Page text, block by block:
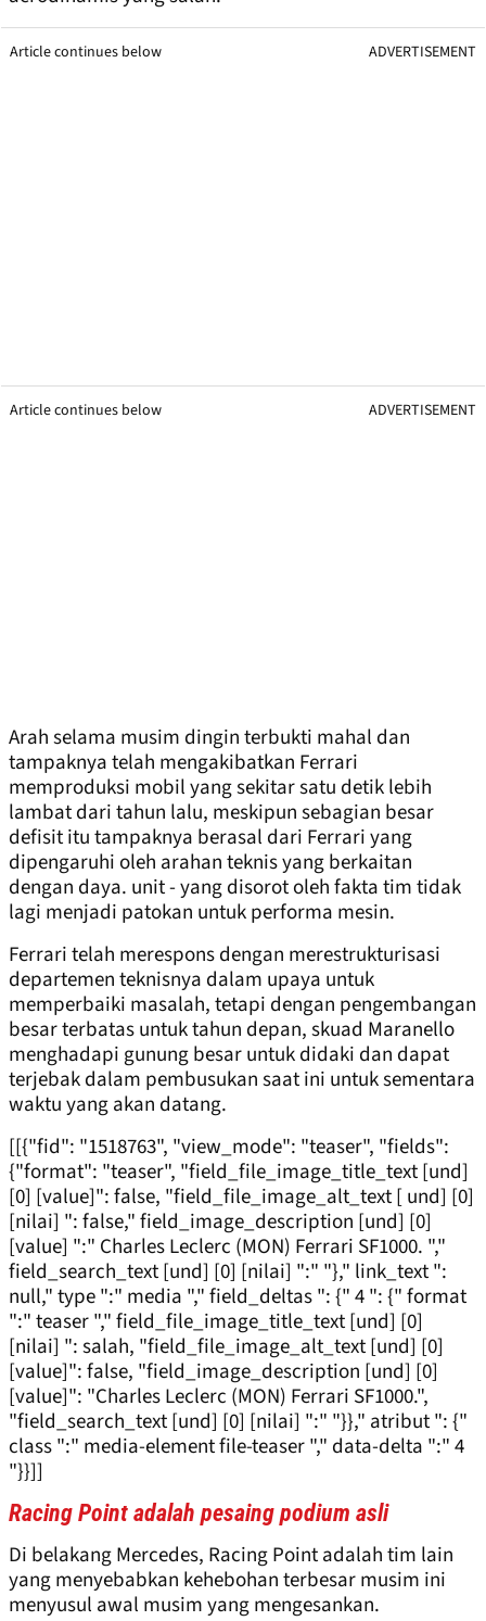
Article continues below ADVERTISEMENT
Article continues below ADVERTISEMENT
Arah selama musim dingin terbukti mahal dan
tampaknya telah mengakibatkan Ferrari
memproduksi mobil yang sekitar satu detik lebih
lambat dari tahun lalu, meskipun sebagian besar
defisit itu tampaknya berasal dari Ferrari yang
dipengaruhi oleh arahan teknis yang berkaitan
dengan daya. unit - yang disorot oleh fakta tim tidak
lagi menjadi patokan untuk performa mesin.
Ferrari telah merespons dengan merestrukturisasi
departemen teknisnya dalam upaya untuk
memperbaiki masalah, tetapi dengan pengembangan
besar terbatas untuk tahun depan, skuad Maranello
menghadapi gunung besar untuk didaki dan dapat
terjebak dalam pembusukan saat ini untuk sementara
waktu yang akan datang.
[[{"fid": "1518763", "view_mode": "teaser", "fields":
{"format": "teaser", "field_file_image_title_text [und]
[0] [value]": false, "field_file_image_alt_text [ und] [0]
[nilai] ": false," field_image_description [und] [0]
[value] ":" Charles Leclerc (MON) Ferrari SF1000. ","
field_search_text [und] [0] [nilai] ":" "}," link_text ":
null," type ":" media "," field_deltas ": {" 4 ": {" format
":" teaser "," field_file_image_title_text [und] [0]
[nilai] ": salah, "field_file_image_alt_text [und] [0]
[value]": false, "field_image_description [und] [0]
[value]": "Charles Leclerc (MON) Ferrari SF1000.",
"field_search_text [und] [0] [nilai] ":" "}}," atribut ": {"
class ":" media-element file-teaser "," data-delta ":" 4
"}}]]
Racing Point adalah pesaing podium asli
Di belakang Mercedes, Racing Point adalah tim lain
yang menyebabkan kehebohan terbesar musim ini
menyusul awal musim yang mengesankan.